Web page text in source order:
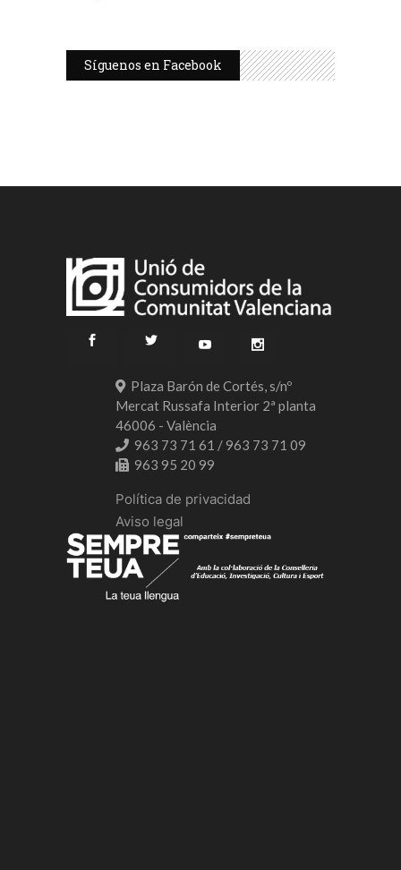
Síguenos en Facebook
Plaza Barón de Cortés, s/nº
Mercat Russafa Interior 2ª planta
46006 - València
963 73 71 61 / 963 73 71 09
963 95 20 99
Política de privacidad
Aviso legal